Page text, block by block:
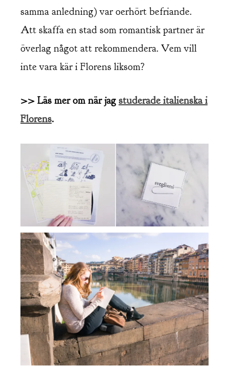
samma anledning) var oerhört befriande.
Att skaffa en stad som romantisk partner är
överlag något att rekommendera. Vem vill
inte vara kär i Florens liksom?
>> Läs mer om när jag studerade italienska i
Florens.